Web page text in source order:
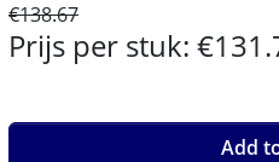
€138.67
Prijs per stuk:
Add